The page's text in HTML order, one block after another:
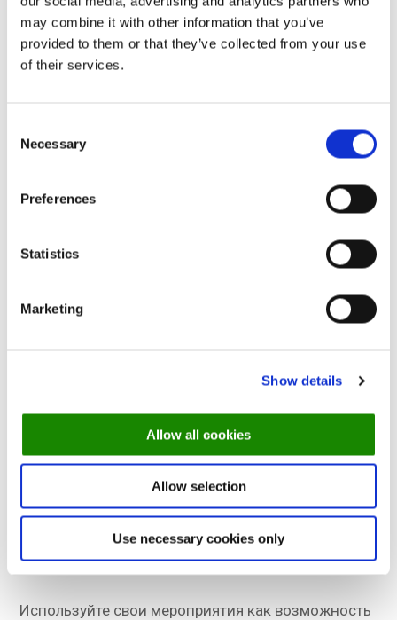
may combine it with other information that you’ve
provided to them or that they’ve collected from your use
of their services.
Selection
Necessary
Preferences
Statistics
Marketing
Show details
Allow all cookies
Allow selection
Use necessary cookies only
Естественно, в декабре вы все равно будете
ходить в ресторан, но мероприятия помогут вам
мероприятия - отличный вариант для
Рождество, Новый год или что-то совершенно
другое, делайте фотографии! Фотографии еды,
передающие настроение вашего мероприятия.
конфетти или надувают серебряные шары для
новогодней вечеринки? Сфотографируйте их и
используйте в качестве тизера к событию.
Фотографии с мероприятий этого года - отличный
маркетинговый материал для рождественских и
новогодних мероприятий следующего года.
Используйте свои мероприятия как возможность